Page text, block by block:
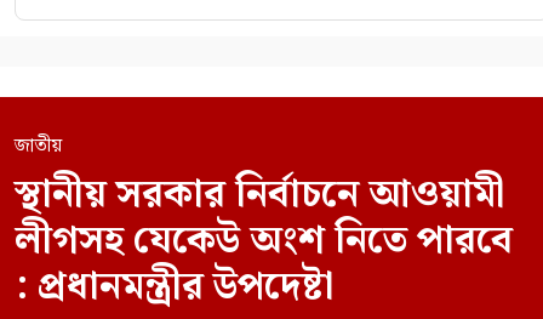
জাতীয়
স্থানীয় সরকার নির্বাচনে আওয়ামী
লীগসহ যেকেউ অংশ নিতে পারবে
: প্রধানমন্ত্রীর উপদেষ্টা